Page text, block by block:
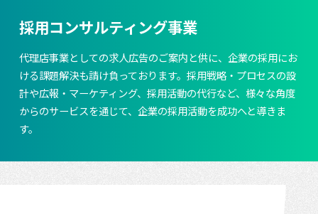
採用コンサルティング事業
代理店事業としての求人広告のご案内と供に、企業の採用にお
ける課題解決も請け負っております。採用戦略・プロセスの設
計や広報・マーケティング、採用活動の代行など、様々な角度
からのサービスを通じて、企業の採用活動を成功へと導きま
す。